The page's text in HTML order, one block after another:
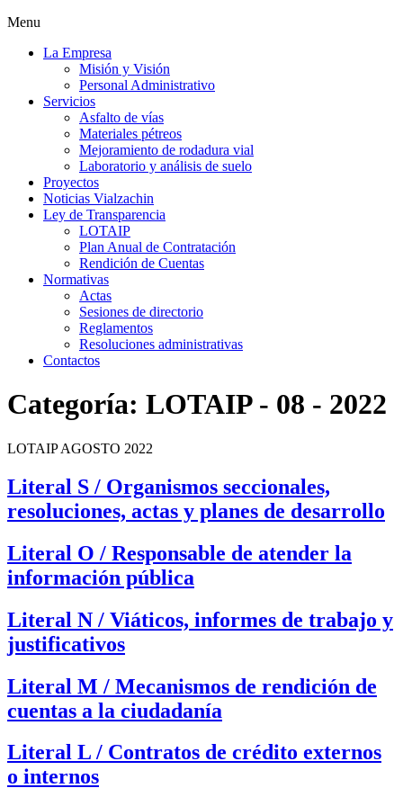
Menu
La Empresa
Misión y Visión
Personal Administrativo
Servicios
Asfalto de vías
Materiales pétreos
Mejoramiento de rodadura vial
Laboratorio y análisis de suelo
Proyectos
Noticias Vialzachin
Ley de Transparencia
LOTAIP
Plan Anual de Contratación
Rendición de Cuentas
Normativas
Actas
Sesiones de directorio
Reglamentos
Resoluciones administrativas
Contactos
Categoría: LOTAIP - 08 - 2022
LOTAIP AGOSTO 2022
Literal S / Organismos seccionales,
resoluciones, actas y planes de desarrollo
Literal O / Responsable de atender la
información pública
Literal N / Viáticos, informes de trabajo y
justificativos
Literal M / Mecanismos de rendición de
cuentas a la ciudadanía
Literal L / Contratos de crédito externos
o internos